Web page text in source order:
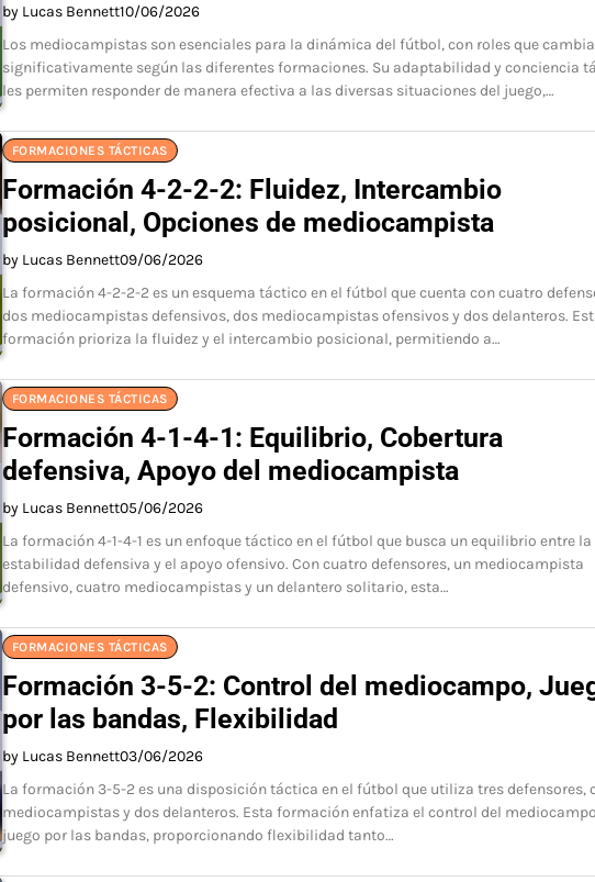
by Lucas Bennett10/06/2026
Los mediocampistas son esenciales para la dinámica del fútbol, con roles que
significativamente según las diferentes formaciones. Su adaptabilidad y conciencia
les permiten responder de manera efectiva a las diversas situaciones del juego,…
FORMACIONES TÁCTICAS
Formación 4-2-2-2: Fluidez, Intercambio
posicional, Opciones de mediocampista
by Lucas Bennett09/06/2026
La formación 4-2-2-2 es un esquema táctico en el fútbol que cuenta con cuatro
dos mediocampistas defensivos, dos mediocampistas ofensivos y dos delanteros.
formación prioriza la fluidez y el intercambio posicional, permitiendo a…
FORMACIONES TÁCTICAS
Formación 4-1-4-1: Equilibrio, Cobertura
defensiva, Apoyo del mediocampista
by Lucas Bennett05/06/2026
La formación 4-1-4-1 es un enfoque táctico en el fútbol que busca un equilibrio entre la
estabilidad defensiva y el apoyo ofensivo. Con cuatro defensores, un mediocampista
defensivo, cuatro mediocampistas y un delantero solitario, esta…
FORMACIONES TÁCTICAS
Formación 3-5-2: Control del mediocampo,
por las bandas, Flexibilidad
by Lucas Bennett03/06/2026
La formación 3-5-2 es una disposición táctica en el fútbol que utiliza tres defensores,
mediocampistas y dos delanteros. Esta formación enfatiza el control del
juego por las bandas, proporcionando flexibilidad tanto…